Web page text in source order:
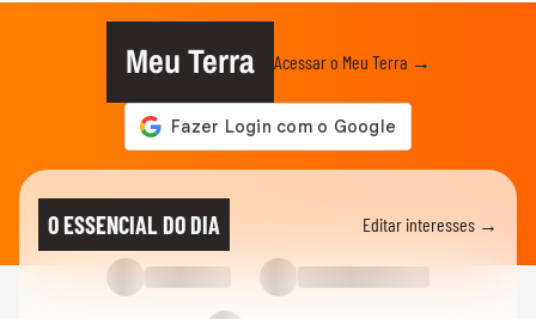
Meu Terra Acessar o Meu Terra →
O ESSENCIAL DO DIA Editar interesses →